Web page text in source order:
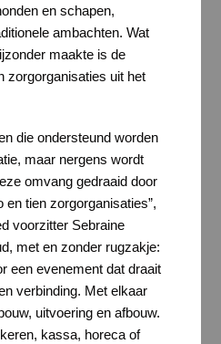
en schapen,
ambachten. Wat
maakte is de
zorgorganisaties uit het
die ondersteund worden
maar nergens wordt
omvang gedraaid door
en tien zorgorganisaties”,
voorzitter Sebraine
met en zonder rugzakje:
een evenement dat draait
verbinding. Met elkaar
uitvoering en afbouw.
kassa, horeca of